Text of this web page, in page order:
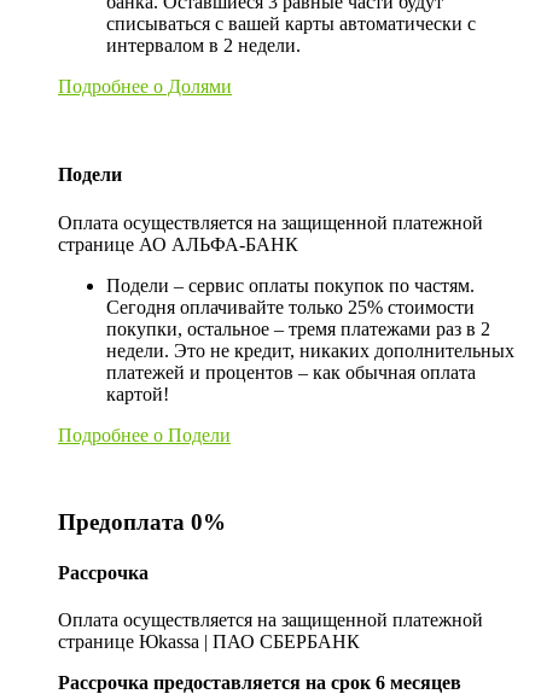
списываться с вашей карты автоматически с
интервалом в 2 недели.
Подробнее о Долями
Подели
Оплата осуществляется на защищенной платежной
странице АО АЛЬФА-БАНК
Подели – сервис оплаты покупок по частям.
Сегодня оплачивайте только 25% стоимости
покупки, остальное – тремя платежами раз в 2
недели. Это не кредит, никаких дополнительных
платежей и процентов – как обычная оплата
картой!
Подробнее о Подели
Предоплата 0%
Рассрочка
Оплата осуществляется на защищенной платежной
странице Юkassa | ПАО СБЕРБАНК
Рассрочка предоставляется на срок 6 месяцев